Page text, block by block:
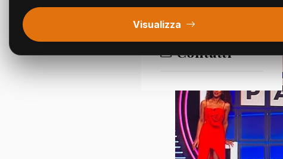
Segnalazioni
Contatti
Visualizza